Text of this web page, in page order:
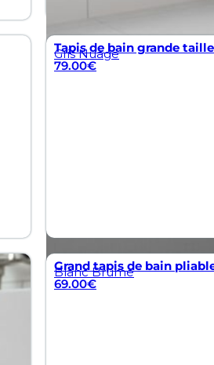
Tapis de bain grande
Gris Nuage
79.00€
Grand tapis de bain
Blanc Brume
69.00€